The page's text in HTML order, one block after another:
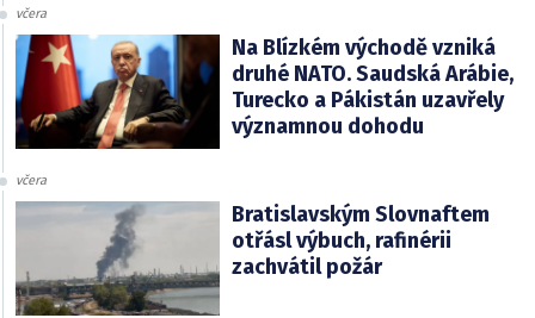
včera
Na Blízkém východě vzniká
druhé NATO. Saudská Arábie,
Turecko a Pákistán uzavřely
významnou dohodu
včera
Bratislavským Slovnaftem
otřásl výbuch, rafinérii
zachvátil požár